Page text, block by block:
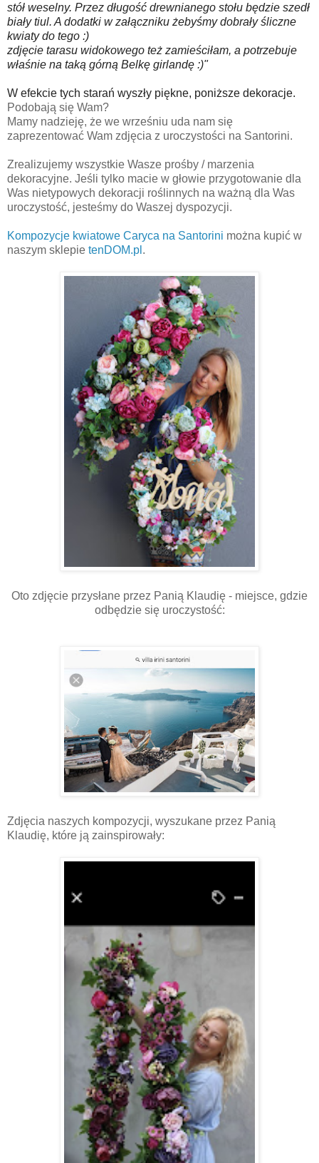
stół weselny. Przez długość drewnianego stołu będzie szedł
biały tiul. A dodatki w załączniku żebyśmy dobrały śliczne
kwiaty do tego :)
zdjęcie tarasu widokowego też zamieściłam, a potrzebuje
właśnie na taką górną Belkę girlandę :)"
W efekcie tych starań wyszły piękne, poniższe dekoracje.
Podobają się Wam?
Mamy nadzieję, że we wrześniu uda nam się
zaprezentować Wam zdjęcia z uroczystości na Santorini.
Zrealizujemy wszystkie Wasze prośby / marzenia
dekoracyjne. Jeśli tylko macie w głowie przygotowanie dla
Was nietypowych dekoracji roślinnych na ważną dla Was
uroczystość, jesteśmy do Waszej dyspozycji.
Kompozycje kwiatowe Caryca na Santorini można kupić w
naszym sklepie tenDOM.pl .
Oto zdjęcie przysłane przez Panią Klaudię - miejsce, gdzie
odbędzie się uroczystość:
Zdjęcia naszych kompozycji, wyszukane przez Panią
Klaudię, które ją zainspirowały: